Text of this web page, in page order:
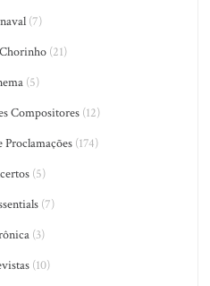
(7)
(21)
(5)
Compositores(12)
Proclamações(174)
(5)
(7)
(3)
(10)